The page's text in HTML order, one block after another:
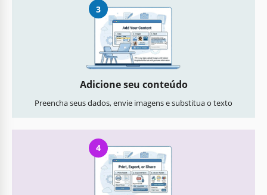
3
Adicione seu conteúdo
Preencha seus dados, envie imagens e substitua o texto
4